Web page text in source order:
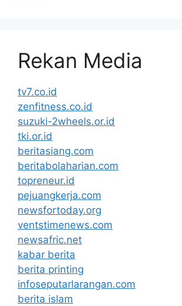
Rekan Media
tv7.co.id
zenfitness.co.id
suzuki-2wheels.or.id
tki.or.id
beritasiang.com
beritabolaharian.com
topreneur.id
pejuangkerja.com
newsfortoday.org
ventstimenews.com
newsafric.net
kabar berita
berita printing
infoseputarlarangan.com
berita islam